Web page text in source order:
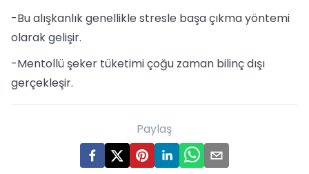
-Bu alışkanlık genellikle stresle başa çıkma yöntemi
olarak gelişir.
-Mentollü şeker tüketimi çoğu zaman bilinç dışı
gerçekleşir.
Paylaş